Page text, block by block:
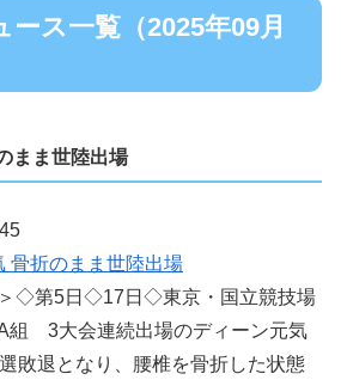
ス一覧（2025年09月
まま世陸出場
骨折のまま世陸出場
＞◇第5日◇17日◇東京・国立競技場
組 3大会連続出場のディーン元気
敗退となり、腰椎を骨折した状態